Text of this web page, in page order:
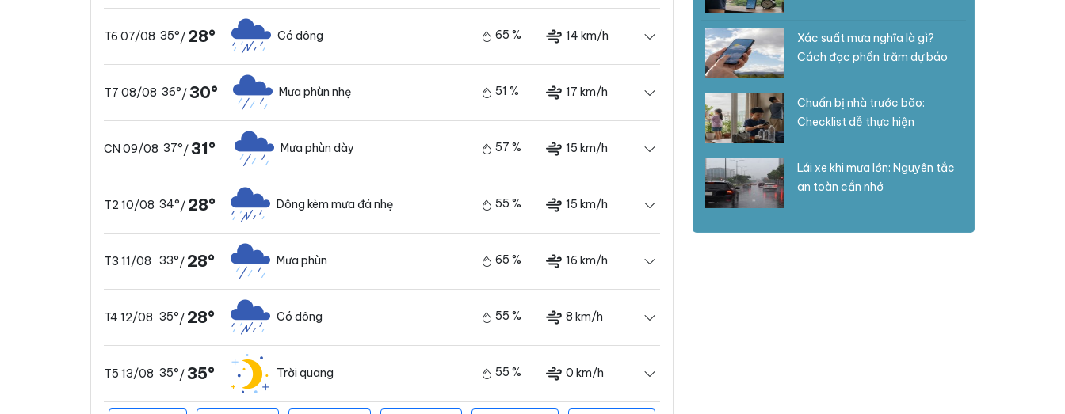
T6 07/08 35°/ 28° Có dông 65 % 14 km/h
T7 08/08 36°/30° Mưa phùn nhẹ 51 % 17 km/h
CN 09/08 37°/31° Mưa phùn dày 57 % 15 km/h
T2 10/08 34°/ 28° Dông kèm mưa đá nhẹ 55 % 15 km/h
T3 11/08 33°/ 28° Mưa phùn 65 % 16 km/h
T4 12/08 35°/ 28° Có dông 55 % 8 km/h
T5 13/08 35°/35° Trời quang 55 % 0 km/h
Xác suất mưa nghĩa là gì?
Cách đọc phần trăm dự báo
Chuẩn bị nhà trước bão:
Checklist dễ thực hiện
Lái xe khi mưa lớn: Nguyên tắc
an toàn cần nhớ